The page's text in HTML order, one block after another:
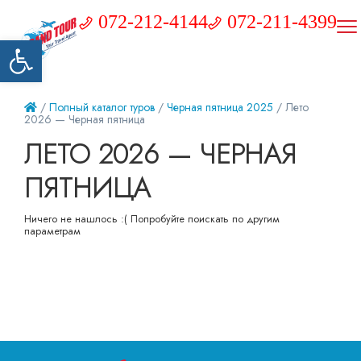
Открыть панель инструментов
072-212-4144 072-211-4399
/ Полный каталог туров / Черная пятница 2025 / Лето
2026 — Черная пятница
ЛЕТО 2026 — ЧЕРНАЯ
ПЯТНИЦА
Ничего не нашлось :( Попробуйте поискать по другим
параметрам